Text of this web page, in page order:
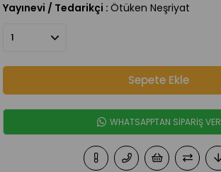
Yayınevi / Tedarikçi : Ötüken Neşriyat
WHATSAPPTAN SİPARİŞ VER